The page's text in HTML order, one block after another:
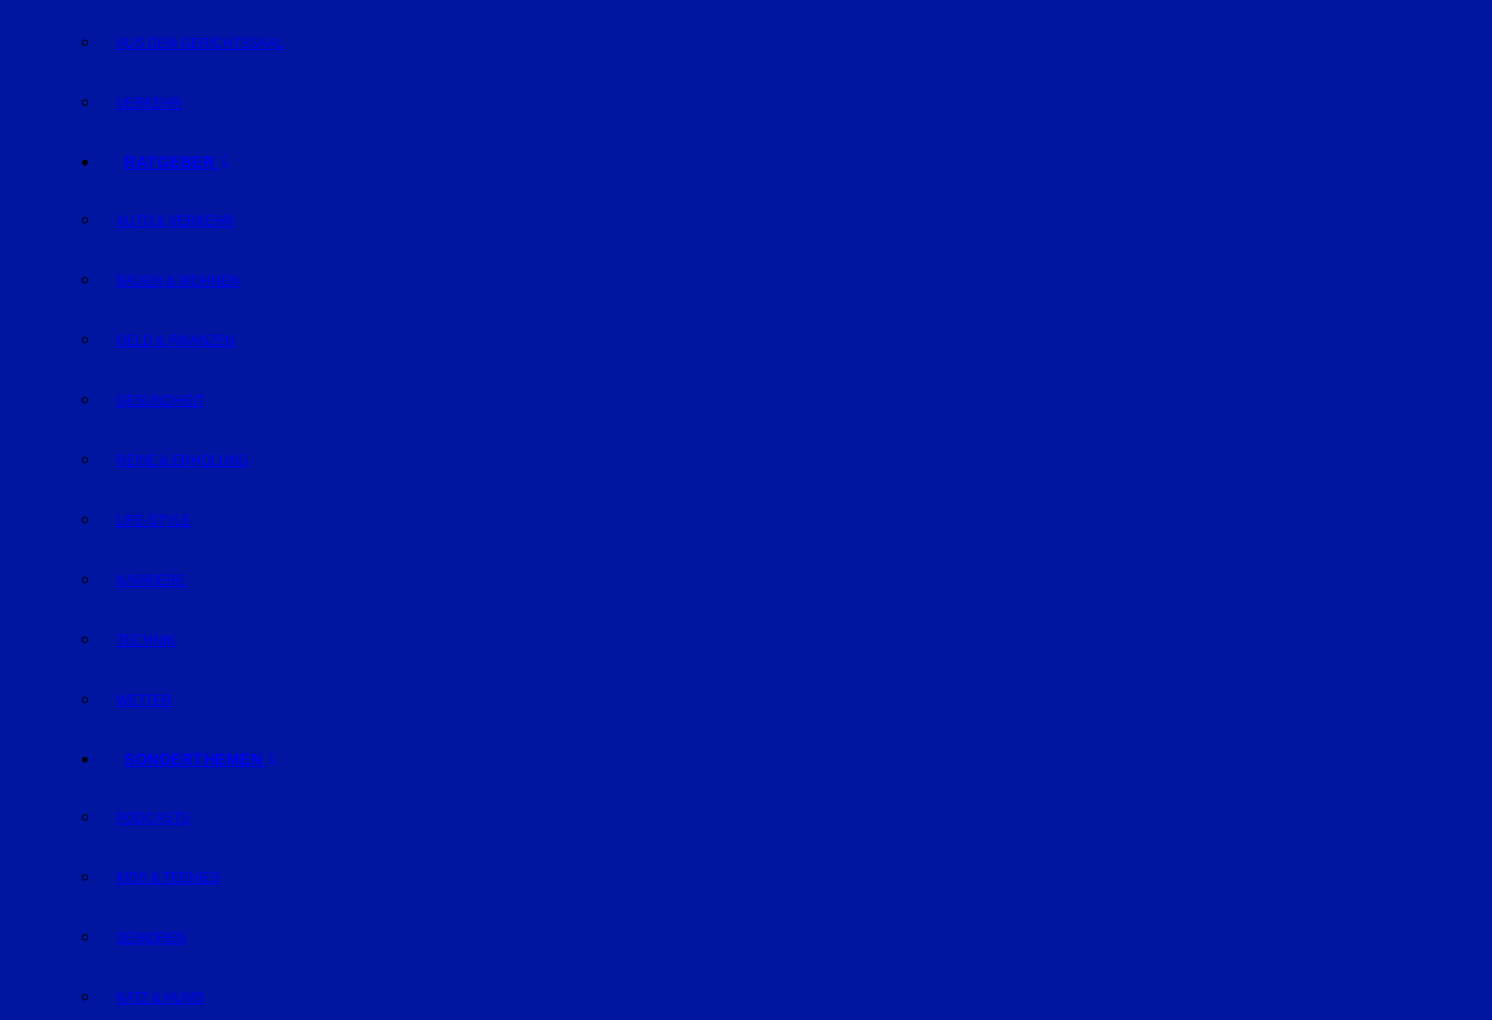
AUS DEM GERICHTSSAAL
VERKEHR
RATGEBER
AUTO & VERKEHR
BAUEN & WOHNEN
GELD & FINANZEN
GESUNDHEIT
REISE & ERHOLUNG
LIFE-STYLE
KARRIERE
TECHNIK
WETTER
SONDERTHEMEN
PODCASTS
KIDS & TEENIES
SENIOREN
KATZ & HUND